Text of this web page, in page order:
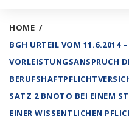
HOME /
BGH URTEIL VOM 11.6.2014
VORLEISTUNGSANSPRUCH
ATZ 2 BNOTO BEI EINEM
INER WISSENTLICHEN